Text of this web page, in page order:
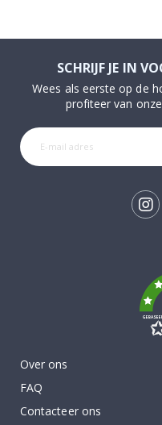
SCHRIJF JE IN
Wees als eerste op de
profiteer van
Over ons
FAQ
Contacteer ons